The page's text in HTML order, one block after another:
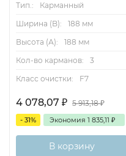
Тип.:
Карманный
Ширина (B):
188 мм
Высота (А):
188 мм
Кол-во карманов:
3
Класс очистки:
F7
4 078,07 ₽ 5 913,18₽
- 31% Экономия 1 835,11 ₽
В корзину